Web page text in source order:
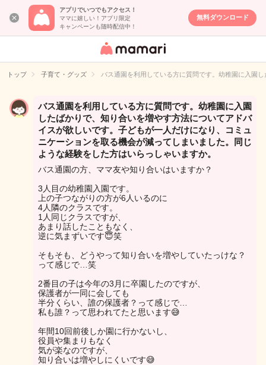
アプリでいつでもアクセス！
ママに嬉しい！アプリ限定
キャンペーンも随時配信中！
無料ダウンロード
女性専用匿名QA
イト
トップ 子育て・グッズ バス通園を利用している方に質問です。幼稚園に入園
バス通園を利用している方に質問です。幼稚園に入園
したばかりで、知り合いを増やす方法についてアドバ
イスが欲しいです。子どもが一人だけになり、コミュ
ニケーションを取る機会が減ってしまいました。同じ
ような経験をした方はいらっしゃいますか。
バス通園の方、ママ友や知り合いはいますか？
3人目の幼稚園入園です。
上の子つながりの方が6人いるのに
4人隣のクラスです。
1人同じクラスですが、
あまり話したこともなく、
逆に気まずいです😇笑
そもそも、どうやって知り合いを増やしていたっけな？
って感じで…笑
2番目の子は今年の3月に卒園したのですが、
保護者が一同に会しても
半分くらい、誰の保護者？って感じで…
私も誰？って思われてたと思います😅
年間10回前後しか園に行かないし、
役員や集まりもなく
気が楽なのですが、
知り合いは増やしにくいです😅